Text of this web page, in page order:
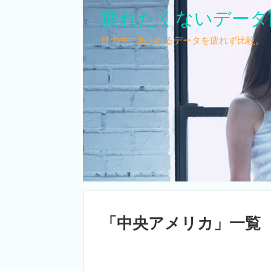
疲れたくないデー
世の中にあふれるデータを疲れず比較。
「 中央アメリカ 」 一覧